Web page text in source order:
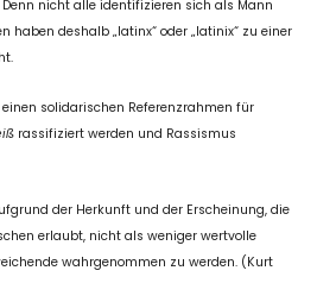
nicht alle identifizieren sich als Mann
haben deshalb „latinx“ oder „latinix“ zu einer
solidarischen Referenzrahmen für
rassifiziert werden und Rassismus
der Herkunft und der Erscheinung, die
erlaubt, nicht als weniger wertvolle
wahrgenommen zu werden. (Kurt